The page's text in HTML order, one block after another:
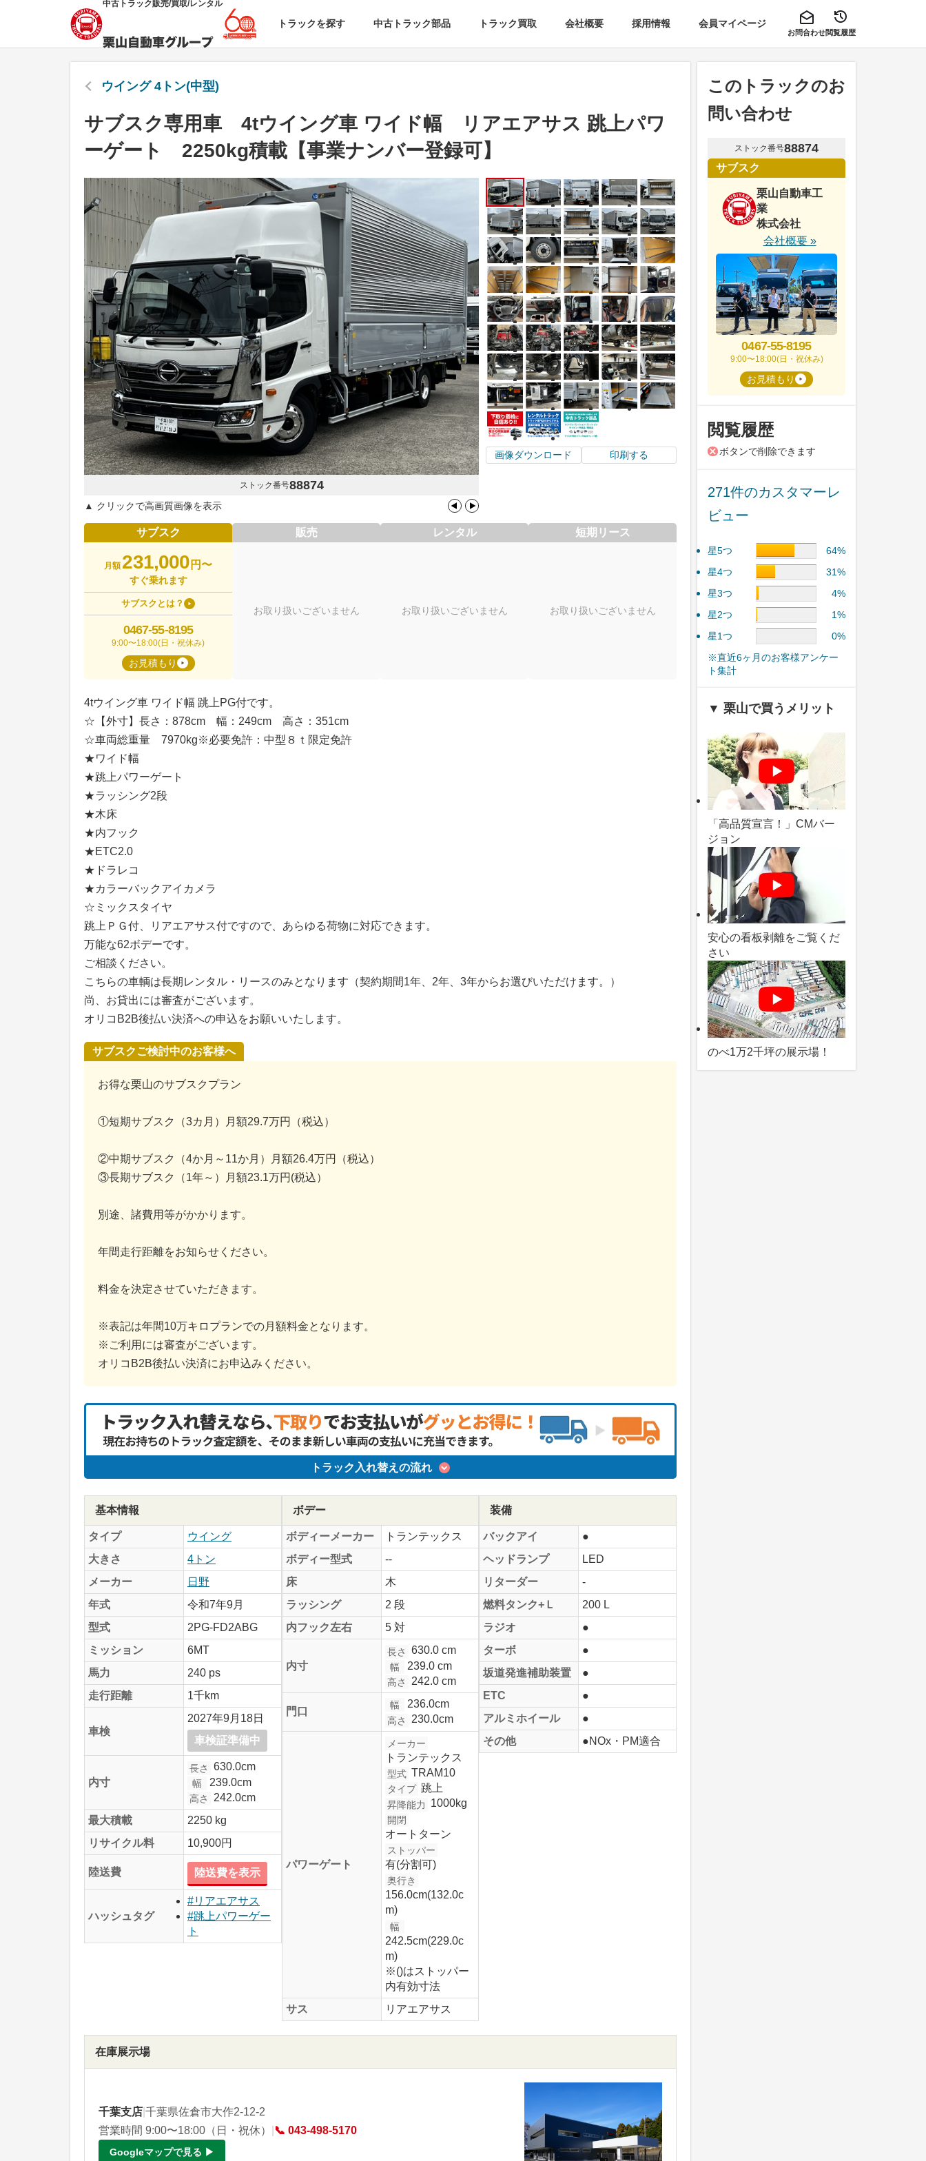
中古トラック販売/買取/レンタル
トラックを探す 中古トラック部品 トラック買取 会社概要 採用情報 会員マイページ
お問合わせ閲覧履歴
ウイング 4トン(中型)
サブスク専用車 4tウイング車 ワイド幅 リアエアサス 跳上パワ
ーゲート 2250kg積載【事業ナンバー登録可】
ストック番号88874
▲ クリックで高画質画像を表示
画像ダウンロード 印刷する
サブスク
月額 231,000 円〜
すぐ乗れます
サブスクとは？
0467-55-8195
9:00〜18:00(日・祝休み)
お見積もり
販売
お取り扱いございません
レンタル
お取り扱いございません
短期リース
お取り扱いございません
4tウイング車 ワイド幅 跳上PG付です。
☆【外寸】長さ：878cm 幅：249cm 高さ：351cm
☆車両総重量 7970kg※必要免許：中型８ｔ限定免許
★ワイド幅
★跳上パワーゲート
★ラッシング2段
★木床
★内フック
★ETC2.0
★ドラレコ
★カラーバックアイカメラ
☆ミックスタイヤ
跳上ＰＧ付、リアエアサス付ですので、あらゆる荷物に対応できます。
万能な62ボデーです。
ご相談ください。
こちらの車輌は長期レンタル・リースのみとなります（契約期間1年、2年、3年からお選びいただけます。）
尚、お貸出には審査がございます。
オリコB2B後払い決済への申込をお願いいたします。
サブスクご検討中のお客様へ
お得な栗山のサブスクプラン
①短期サブスク（3カ月）月額29.7万円（税込）
②中期サブスク（4か月～11か月）月額26.4万円（税込）
③長期サブスク（1年～）月額23.1万円(税込）
別途、諸費用等がかかります。
年間走行距離をお知らせください。
料金を決定させていただきます。
※表記は年間10万キロプランでの月額料金となります。
※ご利用には審査がございます。
オリコB2B後払い決済にお申込みください。
トラック入れ替えの流れ
基本情報
タイプ
ウイング
大きさ
4トン
メーカー
日野
年式
令和7年9月
型式
2PG-FD2ABG
ミッション
6MT
馬力
240 ps
走行距離
1千km
車検
2027年9月18日
車検証準備中
内寸
長さ 630.0cm
幅 239.0cm
高さ
242.0cm
最大積載
2250 kg
リサイクル料
10,900円
陸送費 陸送費を表示
ハッシュタグ
#リアエアサス
#跳上パワーゲー
ト
ボデー
ボディーメーカー
トランテックス
ボディー型式
--
床
木
ラッシング
2 段
内フック左右
5 対
内寸
長さ 630.0 cm
幅 239.0 cm
高さ 242.0 cm
門口
幅 236.0cm
高さ 230.0cm
パワーゲート
メーカー
トランテックス
型式 TRAM10
タイプ 跳上
昇降能力 1000kg
開閉
オートターン
ストッパー
有(分割可)
奥行き
156.0cm(132.0c
m)
幅
242.5cm(229.0c
m)
※()はストッパー
内有効寸法
サス
リアエアサス
装備
バックアイ
●
ヘッドランプ
LED
リターダー
-
燃料タンク+Ｌ
200 L
ラジオ
●
ターボ
●
坂道発進補助装置
●
ETC
●
アルミホイール
●
その他
●NOx・PM適合
在庫展示場
千葉支店 千葉県佐倉市大作2-12-2
営業時間 9:00〜18:00（日・祝休）
📞 043-498-5170
Googleマップで見る ▶
このトラックのお
問い合わせ
ストック番号88874
サブスク
栗山自動車工
業
株式会社
会社概要 »
0467-55-8195
9:00〜18:00(日・祝休み)
お見積もり
閲覧履歴
ボタンで削除できます
271件のカスタマーレ
ビュー
星5つ
64%
星4つ
31%
星3つ
4%
星2つ
1%
星1つ
0%
※直近6ヶ月のお客様アンケー
ト集計
▼ 栗山で買うメリット
「高品質宣言！」CMバー
ジョン
安心の看板剥離をご覧くだ
さい
のべ1万2千坪の展示場！